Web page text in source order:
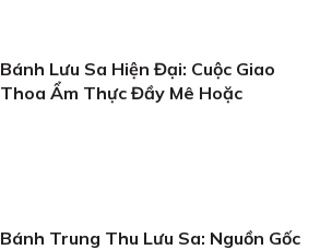
Bánh Lưu Sa Hiện Đại: Cuộc Giao
Thoa Ẩm Thực Đầy Mê Hoặc
Bánh Trung Thu Lưu Sa: Nguồn Gốc